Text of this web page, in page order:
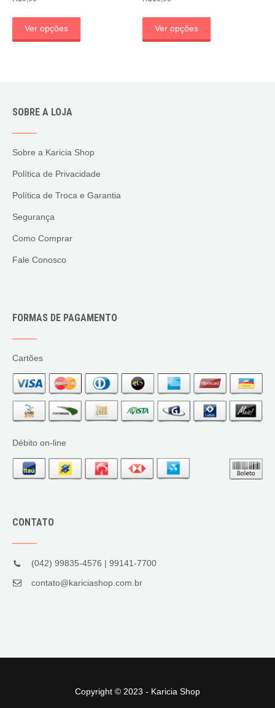
Ver opções Ver opções
SOBRE A LOJA
Sobre a Karicia Shop
Política de Privacidade
Política de Troca e Garantia
Segurança
Como Comprar
Fale Conosco
FORMAS DE PAGAMENTO
Cartões
Débito on-line
CONTATO
(042) 99835-4576 | 99141-7700
contato@kariciashop.com.br
Copyright © 2023 - Karicia Shop